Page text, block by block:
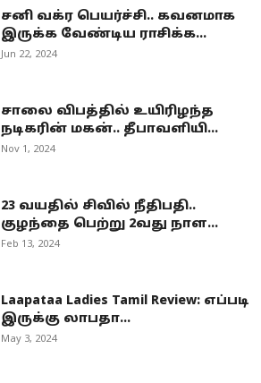
சனி வக்ர பெயர்ச்சி.. கவனமாக
இருக்க வேண்டிய ராசிக்க...
Jun 22, 2024
சாலை விபத்தில் உயிரிழந்த
நடிகரின் மகன்.. தீபாவளியி...
Nov 1, 2024
23 வயதில் சிவில் நீதிபதி..
குழந்தை பெற்று 2வது நாள...
Feb 13, 2024
Laapataa Ladies Tamil Review: எப்படி
இருக்கு லாபதா...
May 3, 2024